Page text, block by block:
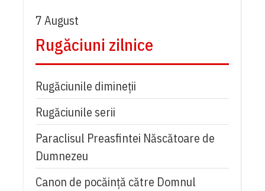
7 August
Rugăciuni zilnice
Rugăciunile dimineții
Rugăciunile serii
Paraclisul Preasfintei Născătoare de
Dumnezeu
Canon de pocăință către Domnul